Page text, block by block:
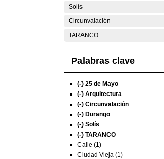
Solís
Circunvalación
TARANCO
Palabras clave
(-) 25 de Mayo
(-) Arquitectura
(-) Circunvalación
(-) Durango
(-) Solís
(-) TARANCO
Calle (1)
Ciudad Vieja (1)